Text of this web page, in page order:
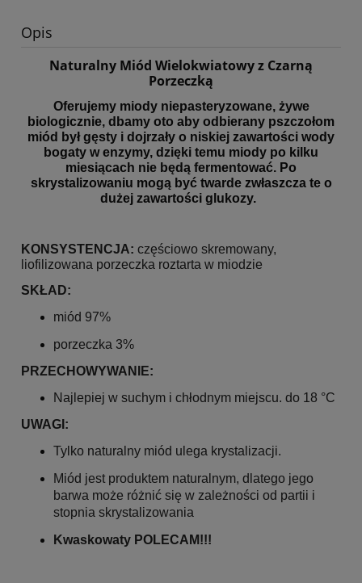
Opis
Naturalny Miód Wielokwiatowy z Czarną
Porzeczką
Oferujemy miody niepasteryzowane, żywe
biologicznie, dbamy oto aby odbierany pszczołom
miód był gęsty i dojrzały o niskiej zawartości wody
bogaty w enzymy, dzięki temu miody po kilku
miesiącach nie będą fermentować. Po
skrystalizowaniu mogą być twarde zwłaszcza te o
dużej zawartości glukozy.
KONSYSTENCJA: częściowo skremowany,
liofilizowana porzeczka roztarta w miodzie
SKŁAD:
miód 97%
porzeczka 3%
PRZECHOWYWANIE:
Najlepiej w suchym i chłodnym miejscu. do 18 °C
UWAGI:
Tylko naturalny miód ulega krystalizacji.
Miód jest produktem naturalnym, dlatego jego
barwa może różnić się w zależności od partii i
stopnia skrystalizowania
Kwaskowaty POLECAM!!!